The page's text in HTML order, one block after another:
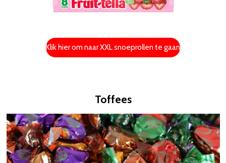
Klik hier om naar XXL snoeprollen te gaan
Toffees